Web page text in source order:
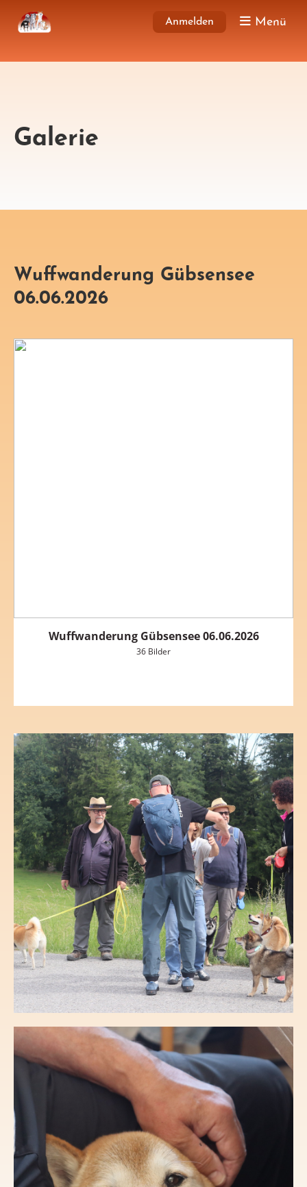
Anmelden Menü
Galerie
Wuffwanderung Gübsensee
06.06.2026
Wuffwanderung Gübsensee 06.06.2026
36 Bilder